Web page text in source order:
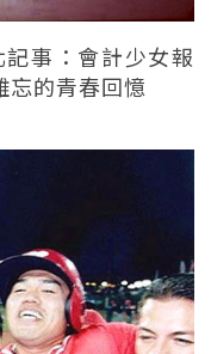
記事：會計少女報
忘的青春回憶